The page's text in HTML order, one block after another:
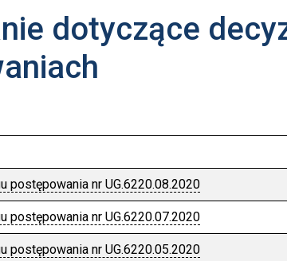
dotyczące
postępowania nr UG.6220.08.2020
postępowania nr UG.6220.07.2020
postępowania nr UG.6220.05.2020